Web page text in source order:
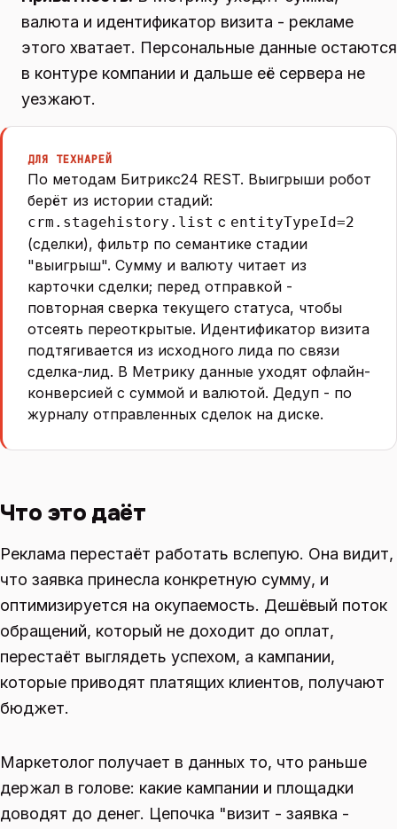
валюта и идентификатор визита - рекламе
этого хватает. Персональные данные остаются
в контуре компании и дальше её сервера не
уезжают.
ДЛЯ ТЕХНАРЕЙ
По методам Битрикс24 REST. Выигрыши робот
берёт из истории стадий:
crm.stagehistory.list с entityTypeId=2
(сделки), фильтр по семантике стадии
"выигрыш". Сумму и валюту читает из
карточки сделки; перед отправкой -
повторная сверка текущего статуса, чтобы
отсеять переоткрытые. Идентификатор визита
подтягивается из исходного лида по связи
сделка-лид. В Метрику данные уходят офлайн-
конверсией с суммой и валютой. Дедуп - по
журналу отправленных сделок на диске.
Что это даёт
Реклама перестаёт работать вслепую. Она видит,
что заявка принесла конкретную сумму, и
оптимизируется на окупаемость. Дешёвый поток
обращений, который не доходит до оплат,
перестаёт выглядеть успехом, а кампании,
которые приводят платящих клиентов, получают
бюджет.
Маркетолог получает в данных то, что раньше
держал в голове: какие кампании и площадки
доводят до денег. Цепочка "визит - заявка -